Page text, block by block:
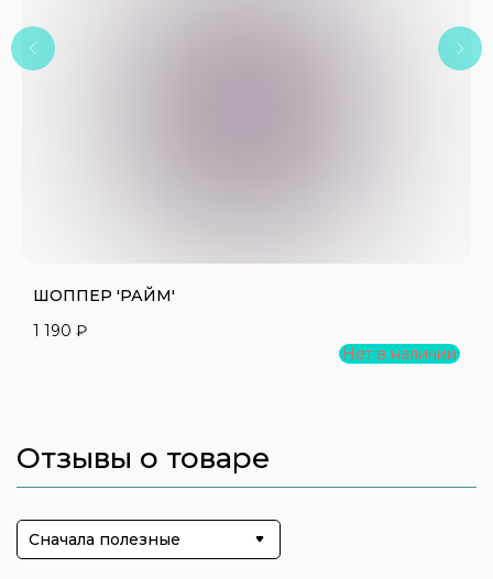
ШОППЕР 'РАЙМ'
1 190 ₽
Нет в наличии
Отзывы о товаре
Сначала полезные